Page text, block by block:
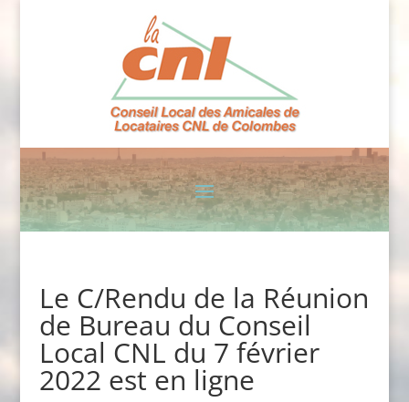
Le C/Rendu de la Réunion
de Bureau du Conseil
Local CNL du 7 février
2022 est en ligne